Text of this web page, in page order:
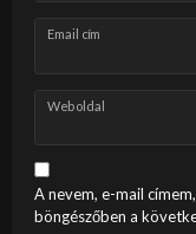
Email cím
Weboldal
A nevem, e-mail
böngészőben a